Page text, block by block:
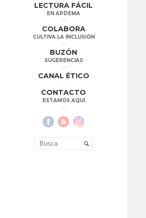
LECTURA FÁCIL
EN APDEMA
COLABORA
CULTIVA LA INCLUSIÓN
BUZÓN
SUGERENCIAS
CANAL ÉTICO
CONTACTO
ESTAMOS AQUÍ